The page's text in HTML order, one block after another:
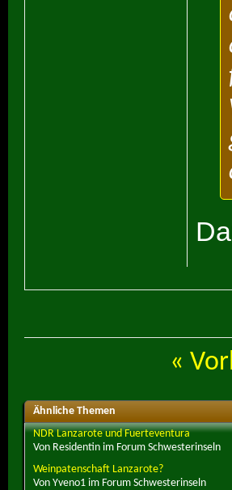
«
Ähnliche Themen
NDR Lanzarote und Fuerteventura
Von Residentin im Forum Schwesterinseln
Weinpatenschaft Lanzarote?
Von Yveno1 im Forum Schwesterinseln